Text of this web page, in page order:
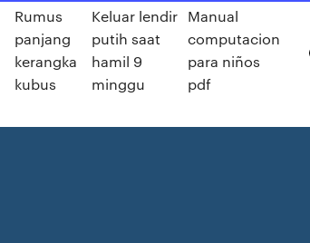
Rumus
panjang
kerangka
kubus
Keluar lendir
putih saat
hamil 9
minggu
Manual
computacion
para niños
pdf